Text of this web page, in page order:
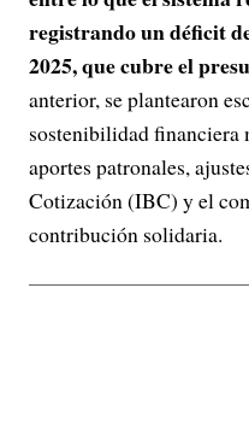
registrando un déficit
2025, que cubre el
anterior, se plantearon
sostenibilidad financiera
aportes patronales,
Cotización (IBC) y el
contribución solidaria.